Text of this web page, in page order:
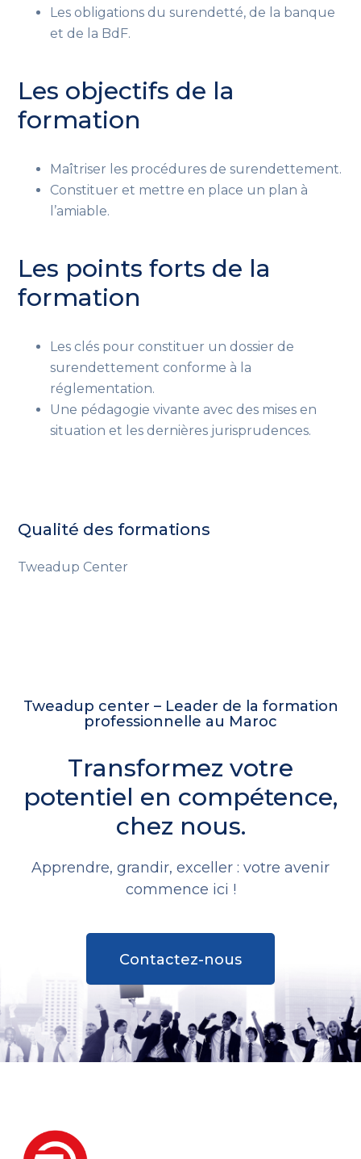
Les obligations du surendetté, de la banque
et de la BdF.
Les objectifs de la
formation
Maîtriser les procédures de surendettement.
Constituer et mettre en place un plan à
l’amiable.
Les points forts de la
formation
Les clés pour constituer un dossier de
surendettement conforme à la
réglementation.
Une pédagogie vivante avec des mises en
situation et les dernières jurisprudences.
Qualité des formations
Tweadup Center
Tweadup center – Leader de la formation
professionnelle au Maroc
Transformez votre
potentiel en compétence,
chez nous.
Apprendre, grandir, exceller : votre avenir
commence ici !
Contactez-nous